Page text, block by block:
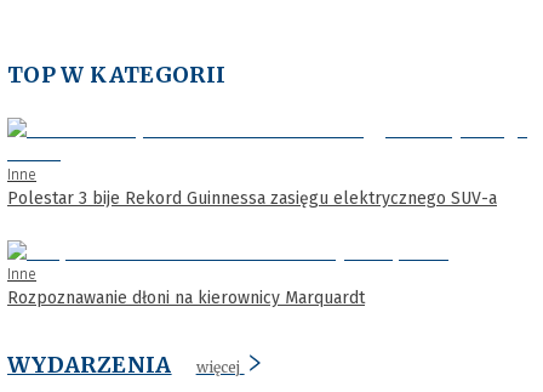
TOP W KATEGORII
Inne
Polestar 3 bije Rekord Guinnessa zasięgu elektrycznego SUV-a
Inne
Rozpoznawanie dłoni na kierownicy Marquardt
WYDARZENIA więcej